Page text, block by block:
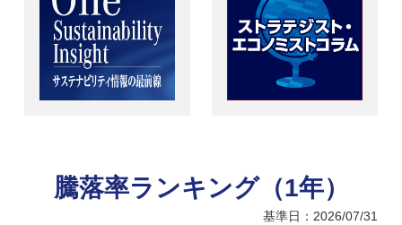
騰落率ランキング（1年）
基準日：2026/07/31